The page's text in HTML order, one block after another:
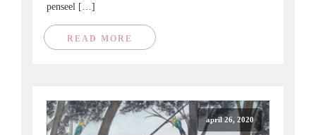
penseel […]
READ MORE
april 26, 2020